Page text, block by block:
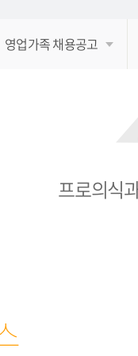
영업가족 채용공고
프로의식